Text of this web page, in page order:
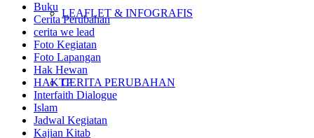
LEAFLET & INFOGRAFIS
CERITA PERUBAHAN
Buku
Cerita Perubahan
cerita we lead
Foto Kegiatan
Foto Lapangan
Hak Hewan
HAKTP
Interfaith Dialogue
Islam
Jadwal Kegiatan
Kajian Kitab